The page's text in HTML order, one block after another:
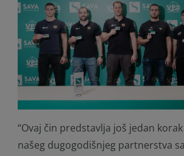
“Ovaj čin predstavlja još jedan
našeg dugogodišnjeg partnerstva